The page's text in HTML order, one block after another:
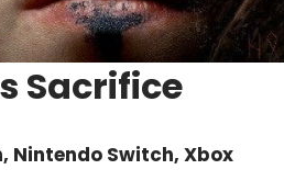
Sacrifice
Nintendo Switch, Xbox